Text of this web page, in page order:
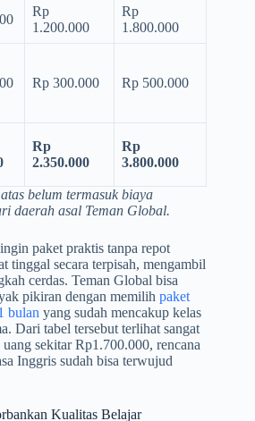
Rp
1.200.000
Rp
1.800.000
Rp 300.000 Rp 500.000
Rp
2.350.000
Rp
3.800.000
belum termasuk biaya
daerah asal Teman Global.
paket praktis tanpa repot
tinggal secara terpisah, mengambil
cerdas. Teman Global bisa
pikiran dengan memilih paket
bulan yang sudah mencakup kelas
Dari tabel tersebut terlihat sangat
sekitar Rp1.700.000, rencana
Inggris sudah bisa terwujud
Kualitas Belajar